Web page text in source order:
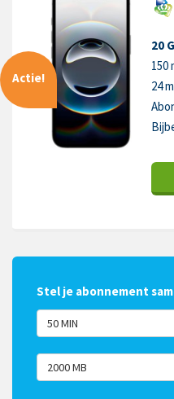
Actie!
20
150
24
Stel je abonnement
50 MIN
2000 MB